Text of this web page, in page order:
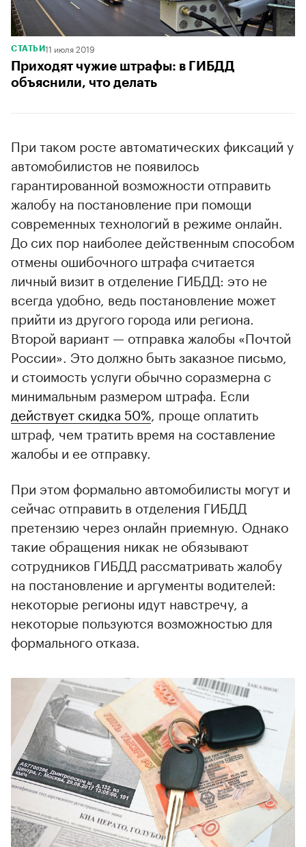
СТАТЬИ11 июля 2019
Приходят чужие штрафы: в ГИБДД
объяснили, что делать
При таком росте автоматических фиксаций у
автомобилистов не появилось
гарантированной возможности отправить
жалобу на постановление при помощи
современных технологий в режиме онлайн.
До сих пор наиболее действенным способом
отмены ошибочного штрафа считается
личный визит в отделение ГИБДД: это не
всегда удобно, ведь постановление может
прийти из другого города или региона.
Второй вариант — отправка жалобы «Почтой
России». Это должно быть заказное письмо,
и стоимость услуги обычно соразмерна с
минимальным размером штрафа. Если
действует скидка 50%, проще оплатить
штраф, чем тратить время на составление
жалобы и ее отправку.
При этом формально автомобилисты могут и
сейчас отправить в отделения ГИБДД
претензию через онлайн приемную. Однако
такие обращения никак не обязывают
сотрудников ГИБДД рассматривать жалобу
на постановление и аргументы водителей:
некоторые регионы идут навстречу, а
некоторые пользуются возможностью для
формального отказа.